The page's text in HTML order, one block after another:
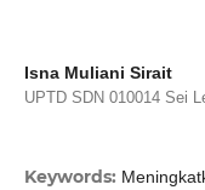
Isna Muliani Sirait
UPTD SDN 010014 Sei
Keywords: